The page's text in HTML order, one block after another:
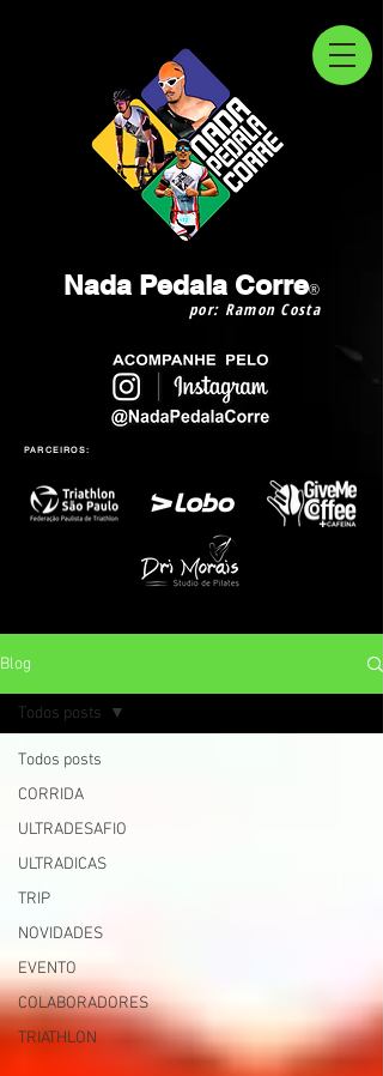
Nada Pedala Corre®
por: Ramon Costa
PARCEIROS:
Blog
Todos posts
CORRIDA
ULTRADESAFIO
ULTRADICAS
TRIP
NOVIDADES
EVENTO
COLABORADORES
TRIATHLON
Todos posts